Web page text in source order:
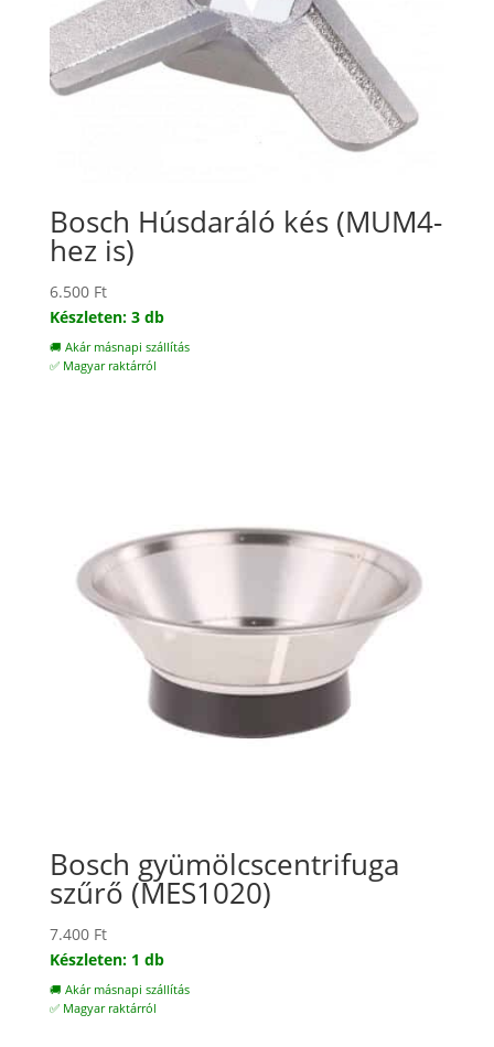
Bosch Húsdaráló kés (MUM4-
hez is)
6.500 Ft
Készleten: 3 db
🚚 Akár másnapi szállítás
✅ Magyar raktárról
Bosch gyümölcscentrifuga
szűrő (MES1020)
7.400 Ft
Készleten: 1 db
🚚 Akár másnapi szállítás
✅ Magyar raktárról